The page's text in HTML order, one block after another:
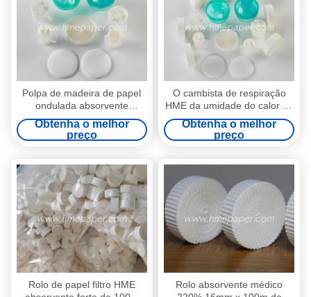
Polpa de madeira de papel
ondulada absorvente
eletrostática feita sob
encomenda do rolo do papel
de filtro HME
Obtenha o melhor
preço
O cambista de respiração
HME da umidade do calor do
sistema filtra o rolo molhado
de papel do papel crepom
Obtenha o melhor
preço
Rolo de papel filtro HME
Rolo absorvente médico